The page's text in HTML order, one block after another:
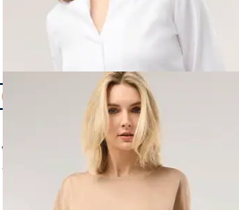
Artikel 9 von 24.
Blusenshirt aus Satin
ab Fr. 159,99
ab (-19%)